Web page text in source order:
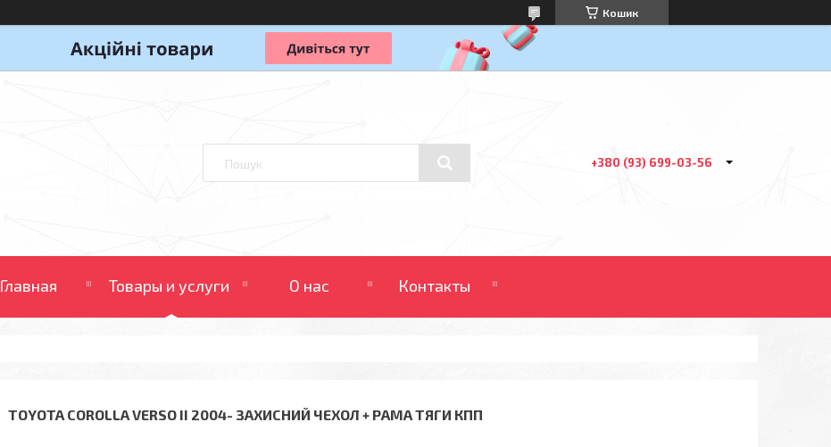
Кошик
+380 (93) 699-03-56
Главная Товары и услуги О нас Контакты
TOYOTA COROLLA VERSO II 2004- ЗАХИСНИЙ ЧЕХОЛ + РАМА ТЯГИ КПП